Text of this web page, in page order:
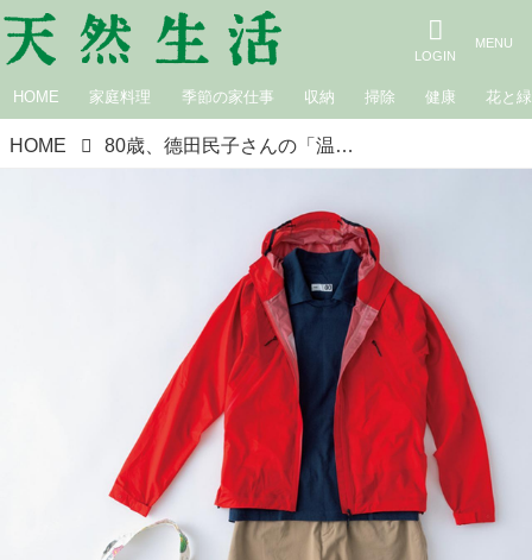
HOME 家庭料理 季節の家仕事 収納 掃除 健康 花と緑
HOME 80歳、德田民子さんの「温泉」1泊2日の旅コーデ。くつろぎの装いと頼れるバッグで楽しむ旅のおしゃれ